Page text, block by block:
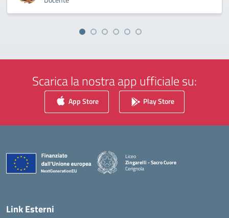
Scarica la nostra app ufficiale su:
App Store Play Store
Liceo
Zingarelli - Sacro Cuore
Cerignola
— Visita la pagina iniziale della scuola
Link Esterni